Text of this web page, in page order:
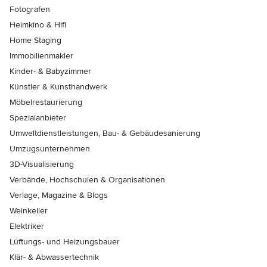
Fotografen
Heimkino & Hifi
Home Staging
Immobilienmakler
Kinder- & Babyzimmer
Künstler & Kunsthandwerk
Möbelrestaurierung
Spezialanbieter
Umweltdienstleistungen, Bau- & Gebäudesanierung
Umzugsunternehmen
3D-Visualisierung
Verbände, Hochschulen & Organisationen
Verlage, Magazine & Blogs
Weinkeller
Elektriker
Lüftungs- und Heizungsbauer
Klär- & Abwassertechnik